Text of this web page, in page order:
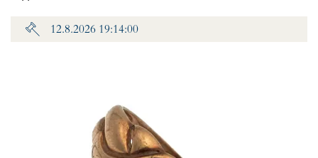
12.8.2026 19:14:00